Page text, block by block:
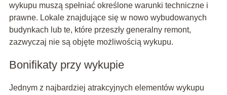
wykupu muszą spełniać określone warunki techniczne i
prawne. Lokale znajdujące się w nowo wybudowanych
budynkach lub te, które przeszły generalny remont,
zazwyczaj nie są objęte możliwością wykupu.
Bonifikaty przy wykupie
Jednym z najbardziej atrakcyjnych elementów wykupu